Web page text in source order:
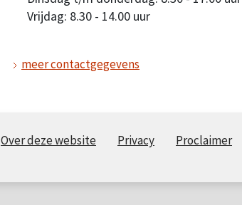
Vrijdag: 8.30 - 14.00 uur
meer contactgegevens
Over deze website Privacy Proclaimer